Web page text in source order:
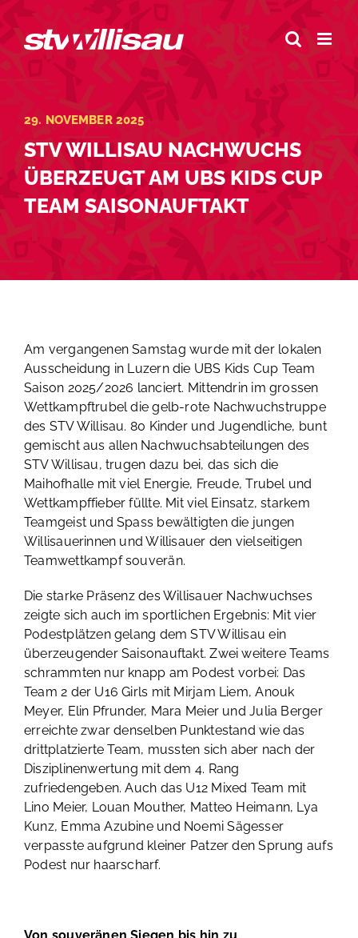
Zum
Inhalt
springen
29. NOVEMBER 2025
STV WILLISAU NACHWUCHS
ÜBERZEUGT AM UBS KIDS CUP
TEAM SAISONAUFTAKT
Am vergangenen Samstag wurde mit der lokalen
Ausscheidung in Luzern die UBS Kids Cup Team
Saison 2025/2026 lanciert. Mittendrin im grossen
Wettkampftrubel die gelb-rote Nachwuchstruppe
des STV Willisau. 80 Kinder und Jugendliche, bunt
gemischt aus allen Nachwuchsabteilungen des
STV Willisau, trugen dazu bei, das sich die
Maihofhalle mit viel Energie, Freude, Trubel und
Wettkampffieber füllte. Mit viel Einsatz, starkem
Teamgeist und Spass bewältigten die jungen
Willisauerinnen und Willisauer den vielseitigen
Teamwettkampf souverän.
Die starke Präsenz des Willisauer Nachwuchses
zeigte sich auch im sportlichen Ergebnis: Mit vier
Podestplätzen gelang dem STV Willisau ein
überzeugender Saisonauftakt. Zwei weitere Teams
schrammten nur knapp am Podest vorbei: Das
Team 2 der U16 Girls mit Mirjam Liem, Anouk
Meyer, Elin Pfrunder, Mara Meier und Julia Berger
erreichte zwar denselben Punktestand wie das
drittplatzierte Team, mussten sich aber nach der
Disziplinenwertung mit dem 4. Rang
zufriedengeben. Auch das U12 Mixed Team mit
Lino Meier, Louan Mouther, Matteo Heimann, Lya
Kunz, Emma Azubine und Noemi Sägesser
verpasste aufgrund kleiner Patzer den Sprung aufs
Podest nur haarscharf.